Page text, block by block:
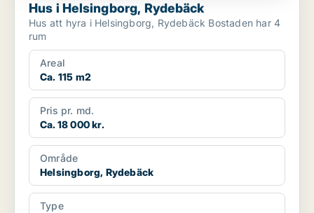
Hus i Helsingborg, Rydebäck
Hus att hyra i Helsingborg, Rydebäck Bostaden har 4
rum
Areal
Ca. 115 m2
Pris pr. md.
Ca. 18 000 kr.
Område
Helsingborg, Rydebäck
Type